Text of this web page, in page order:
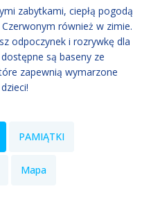
zabytkami, ciepłą pogodą
również w zimie.
odpoczynek i rozrywkę dla
są baseny ze
zapewnią wymarzone
PAMIĄTKI
Mapa